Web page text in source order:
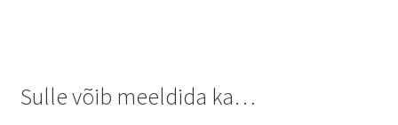
Sulle võib meeldida ka…